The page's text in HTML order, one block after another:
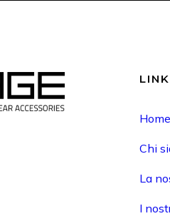
Home
Chi
La
I